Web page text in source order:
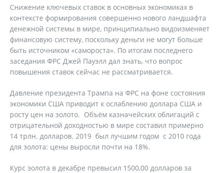
Снижение ключевых ставок в основных экономиках в
контексте формирования совершенно нового ландшафта
денежной системы в мире, принципиально видоизменяет
финансовую систему, поскольку деньги не могут больше
быть источником «самороста». По итогам последнего
заседания ФРС Джей Пауэлл дал знать, что вопрос
повышения ставок сейчас не рассматривается.
Давление президента Трампа на ФРС на фоне состояния
экономики США приводит к ослаблению доллара США и
росту цен на золото. Объём казначейских облигаций с
отрицательной доходностью в мире составил примерно
14 трлн. долларов. 2019 был лучшим годом с 2010 года
для золота: цены выросли почти на 18%.
Курс золота в декабре превысил 1500,00 долларов за